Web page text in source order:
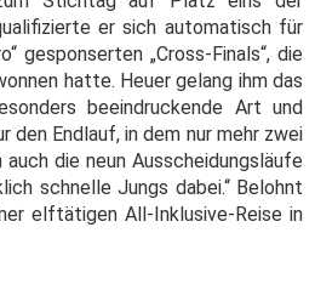
er sich automatisch für
gesponserten „Cross-Finals“, die
hatte. Heuer gelang ihm das
beeindruckende Art und
den Endlauf, in dem nur mehr zwei
auch die neun Ausscheidungsläufe
schnelle Jungs dabei.“ Belohnt
elftätigen All-Inklusive-Reise in